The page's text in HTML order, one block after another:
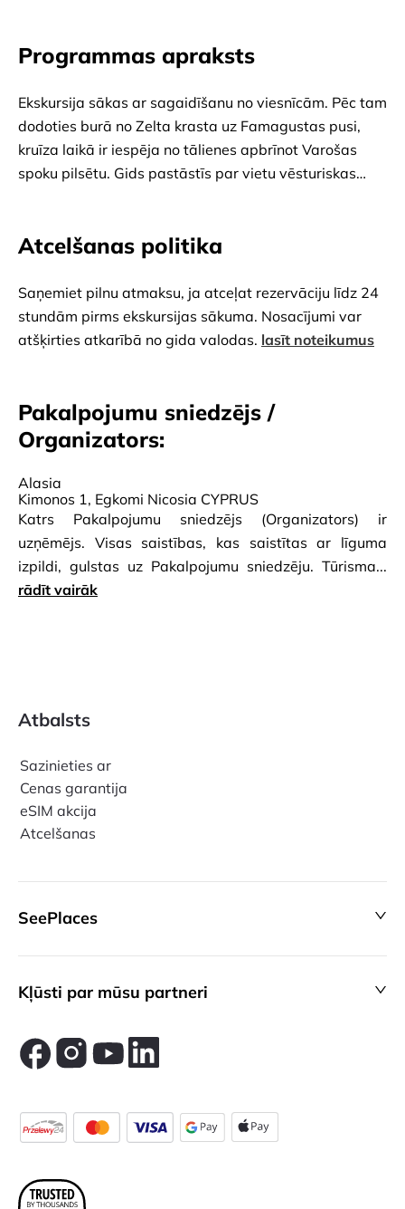
Programmas apraksts
Ekskursija sākas ar sagaidīšanu no viesnīcām. Pēc tam
dodoties burā no Zelta krasta uz Famagustas pusi,
kruīza laikā ir iespēja no tālienes apbrīnot Varošas
spoku pilsētu. Gids pastāstīs par vietu vēsturiskas
varēsiet peldēties vai atpūsties Kipras saulē. Laiva
ikoniskajai Agioi Anargyroi baznīcai un senajām Pirātu
alām, kas kādreiz bija pirātu un kontrabandistu
patvērums. Iespēja apbrīnot burvīgo Mīlestības tiltu,
viesnīcās.
Atcelšanas politika
Saņemiet pilnu atmaksu, ja atceļat rezervāciju līdz 24
stundām pirms ekskursijas sākuma. Nosacījumi var
atšķirties atkarībā no gida valodas. lasīt noteikumus
Pakalpojumu sniedzējs /
Organizators:
Alasia
Kimonos 1, Egkomi Nicosia CYPRUS
Katrs Pakalpojumu sniedzējs (Organizators) ir
uzņēmējs. Visas saistības, kas saistītas ar līguma
izpildi, gulstas uz Pakalpojumu sniedzēju. Tūrisma...
rādīt vairāk
Atbalsts
Sazinieties ar
Cenas garantija
eSIM akcija
Atcelšanas
SeePlaces
Kļūsti par mūsu partneri